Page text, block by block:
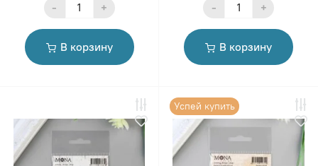
- +
В корзину
- +
В корзину
Успей купить